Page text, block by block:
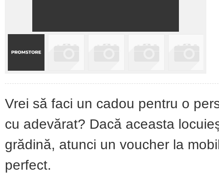
Vrei să faci un cadou pentru o
cu adevărat? Dacă aceasta
grădină, atunci un voucher la
perfect.